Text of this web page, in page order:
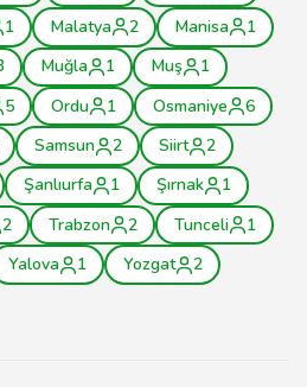
1 Malatya 2 Manisa
1
Muğla 1 Muş
1
5 Ordu 1 Osmaniye
6
Samsun 2 Siirt
2
Şanlıurfa 1 Şırnak
1
2 Trabzon 2 Tunceli
1
Yalova 1 Yozgat
2